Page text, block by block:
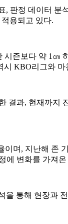
, 판정 데이터 분
적용되고 있다.
시즌보다 약 1
KBO리그와
결과, 현재까지
며, 지난해 존
에 변화를 가져
을 통해 현장과